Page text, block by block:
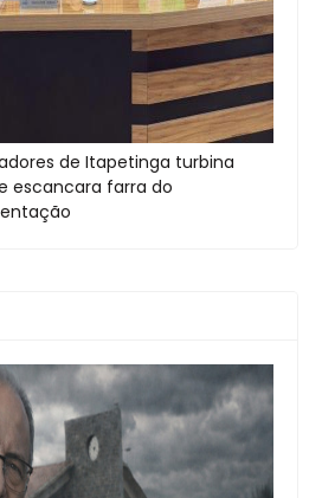
de Itapetinga turbina
escancara farra do